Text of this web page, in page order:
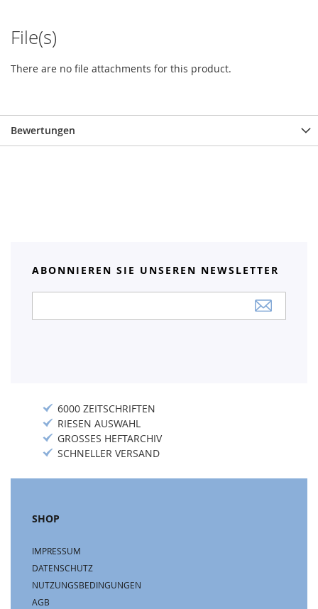
File(s)
There are no file attachments for this product.
Bewertungen
ABONNIEREN SIE UNSEREN NEWSLETTER
Newsletter:
6000 ZEITSCHRIFTEN
RIESEN AUSWAHL
GROSSES HEFTARCHIV
SCHNELLER VERSAND
SHOP
IMPRESSUM
DATENSCHUTZ
NUTZUNGSBEDINGUNGEN
AGB